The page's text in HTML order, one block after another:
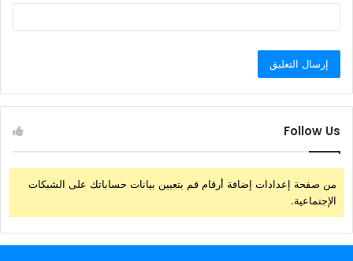
Follow Us
من صفحة إعدادات إضافة أرقام قم بتعيين بيانات حساباتك على الشبكات
الإجتماعية.